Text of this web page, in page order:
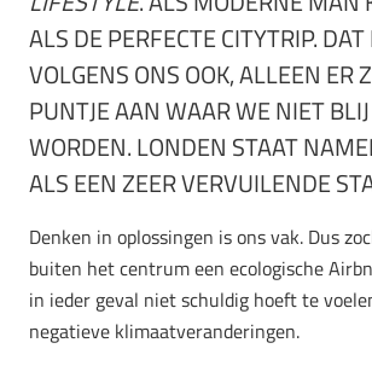
ALS DE PERFECTE CITYTRIP.
VOLGENS ONS OOK, ALLEEN ER
PUNTJE AAN WAAR WE NIET
WORDEN. LONDEN STAAT
ALS EEN ZEER VERVUILENDE
Denken in oplossingen is ons vak. Dus
buiten het centrum een ecologische
in ieder geval niet schuldig hoeft te
negatieve klimaatveranderingen.